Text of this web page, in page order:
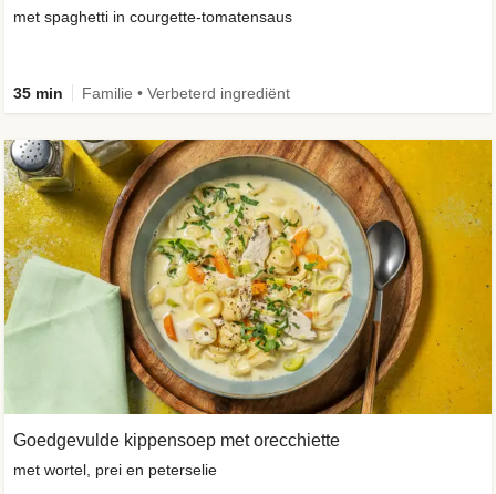
met spaghetti in courgette-tomatensaus
35 min Familie • Verbeterd ingrediënt
Goedgevulde kippensoep met orecchiette
met wortel, prei en peterselie